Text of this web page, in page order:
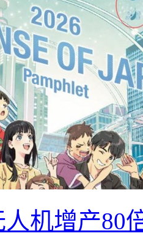
机增产80